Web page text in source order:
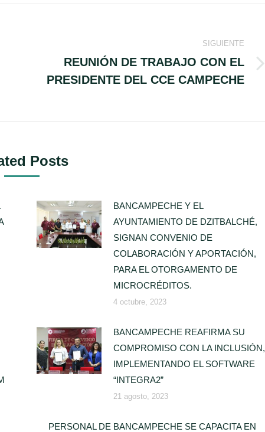
SIGUIENTE
siguiente:
REUNIÓN DE TRABAJO CON EL
PRESIDENTE DEL CCE CAMPECHE
Posts
BANCAMPECHE Y EL
AYUNTAMIENTO DE DZITBALCHÉ,
SIGNAN CONVENIO DE
COLABORACIÓN Y APORTACIÓN,
PARA EL OTORGAMENTO DE
MICROCRÉDITOS.
4 octubre, 2023
BANCAMPECHE REAFIRMA SU
COMPROMISO CON LA INCLUSIÓN,
IMPLEMENTANDO EL SOFTWARE
“INTEGRA2”
21 agosto, 2023
PERSONAL DE BANCAMPECHE SE CAPACITA EN